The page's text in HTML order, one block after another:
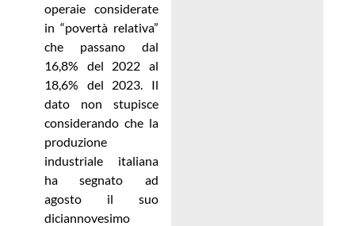
operaie considerate
in “povertà relativa”
che passano dal
16,8% del 2022 al
18,6% del 2023. Il
dato non stupisce
considerando che la
produzione
industriale italiana
ha segnato ad
agosto il suo
diciannovesimo